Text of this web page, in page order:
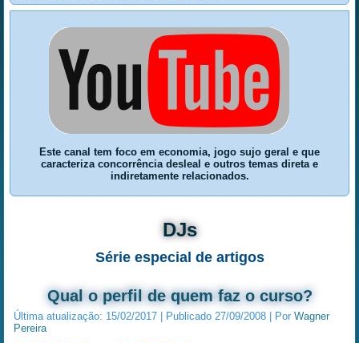
Este canal tem foco em economia, jogo sujo geral e que
caracteriza concorrência desleal e outros temas direta e
indiretamente relacionados.
DJs
Série especial de artigos
Qual o perfil de quem faz o curso?
Última atualização: 15/02/2017 Publicado 27/09/2008 Por Wagner
Pereira